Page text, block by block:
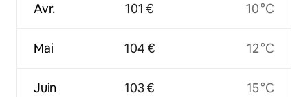
Avr.
Mai
Juin
101 €
104 €
103 €
10 °C
12 °C
15 °C